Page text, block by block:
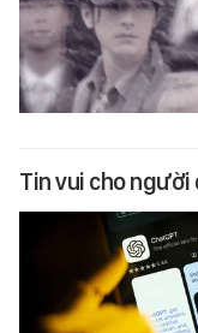
Tin vui cho người